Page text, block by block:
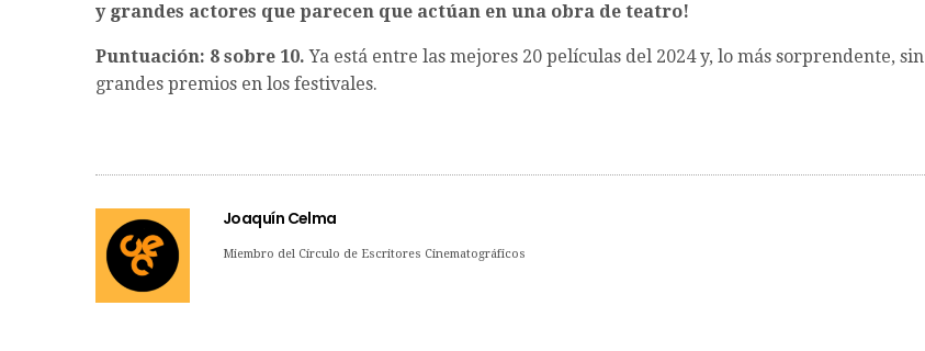
y grandes actores que parecen que actúan en una obra de teatro!
Puntuación: 8 sobre 10. Ya está entre las mejores 20 películas del 2024 y, lo más sorprendente, sin
grandes premios en los festivales.
Joaquín Celma
Miembro del Círculo de Escritores Cinematográficos